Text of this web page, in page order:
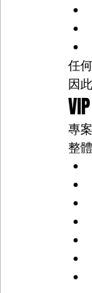
任
因
專
整